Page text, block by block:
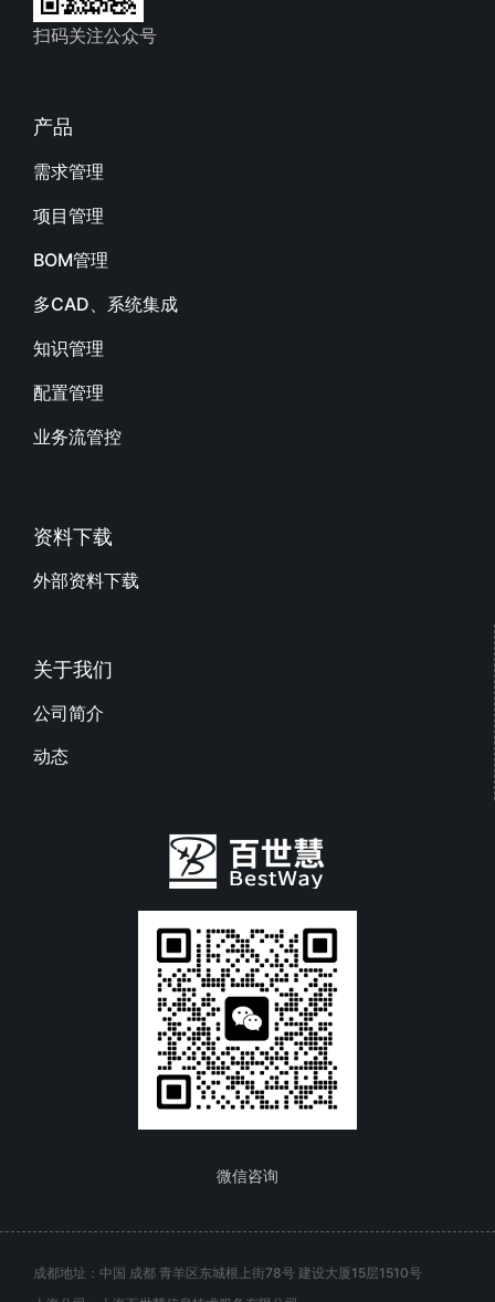
扫码关注公众号
产品
需求管理
项目管理
BOM管理
多CAD、系统集成
知识管理
配置管理
业务流管控
资料下载
外部资料下载
关于我们
公司简介
动态
微信咨询
成都地址：中国 成都 青羊区东城根上街78号 建设大厦15层1510号